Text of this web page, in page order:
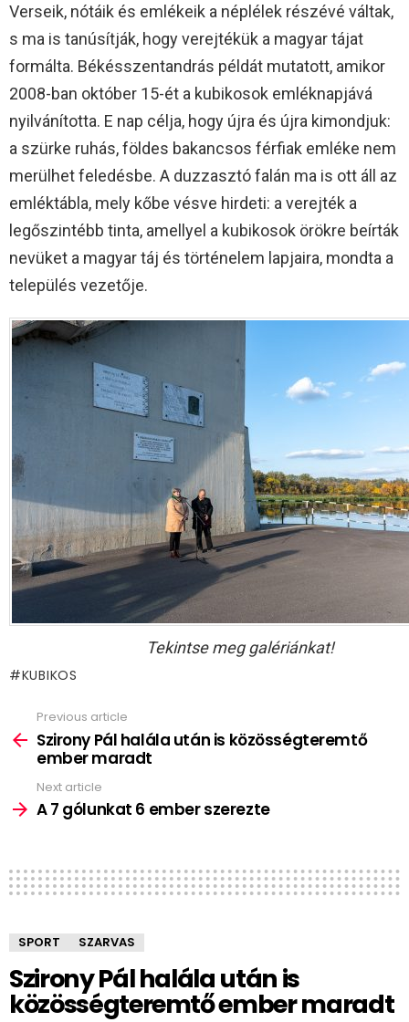
Verseik, nótáik és emlékeik a néplélek részévé váltak,
s ma is tanúsítják, hogy verejtékük a magyar tájat
formálta. Békésszentandrás példát mutatott, amikor
2008-ban október 15-ét a kubikosok emléknapjává
nyilvánította. E nap célja, hogy újra és újra kimondjuk:
a szürke ruhás, földes bakancsos férfiak emléke nem
merülhet feledésbe. A duzzasztó falán ma is ott áll az
emléktábla, mely kőbe vésve hirdeti: a verejték a
legőszintébb tinta, amellyel a kubikosok örökre beírták
nevüket a magyar táj és történelem lapjaira, mondta a
település vezetője.
Tekintse meg galériánkat!
KUBIKOS
more
Previous article
Szirony Pál halála után is közösségteremtő
ember maradt
Next article
A 7 gólunkat 6 ember szerezte
SPORT SZARVAS
Szirony Pál halála után is
közösségteremtő ember maradt